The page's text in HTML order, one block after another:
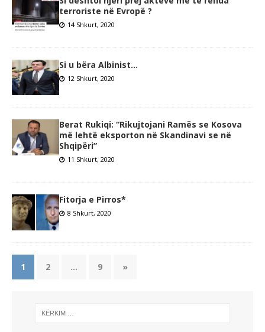
terroriste në Evropë ?
14 Shkurt, 2020
Si u bëra Albinist…
12 Shkurt, 2020
Berat Rukiqi: “Rikujtojani Ramës se Kosova
më lehtë eksporton në Skandinavi se në
Shqipëri”
11 Shkurt, 2020
Fitorja e Pirros*
8 Shkurt, 2020
1 2 … 9 »